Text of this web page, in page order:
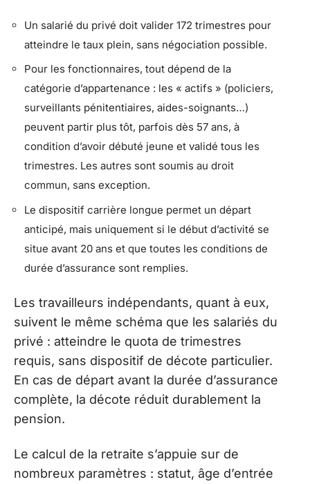
Un salarié du privé doit valider 172 trimestres pour
atteindre le taux plein, sans négociation possible.
Pour les fonctionnaires, tout dépend de la
catégorie d’appartenance : les « actifs » (policiers,
surveillants pénitentiaires, aides-soignants…)
peuvent partir plus tôt, parfois dès 57 ans, à
condition d’avoir débuté jeune et validé tous les
trimestres. Les autres sont soumis au droit
commun, sans exception.
Le dispositif carrière longue permet un départ
anticipé, mais uniquement si le début d’activité se
situe avant 20 ans et que toutes les conditions de
durée d’assurance sont remplies.
Les travailleurs indépendants, quant à eux,
suivent le même schéma que les salariés du
privé : atteindre le quota de trimestres
requis, sans dispositif de décote particulier.
En cas de départ avant la durée d’assurance
complète, la décote réduit durablement la
pension.
Le calcul de la retraite s’appuie sur de
nombreux paramètres : statut, âge d’entrée